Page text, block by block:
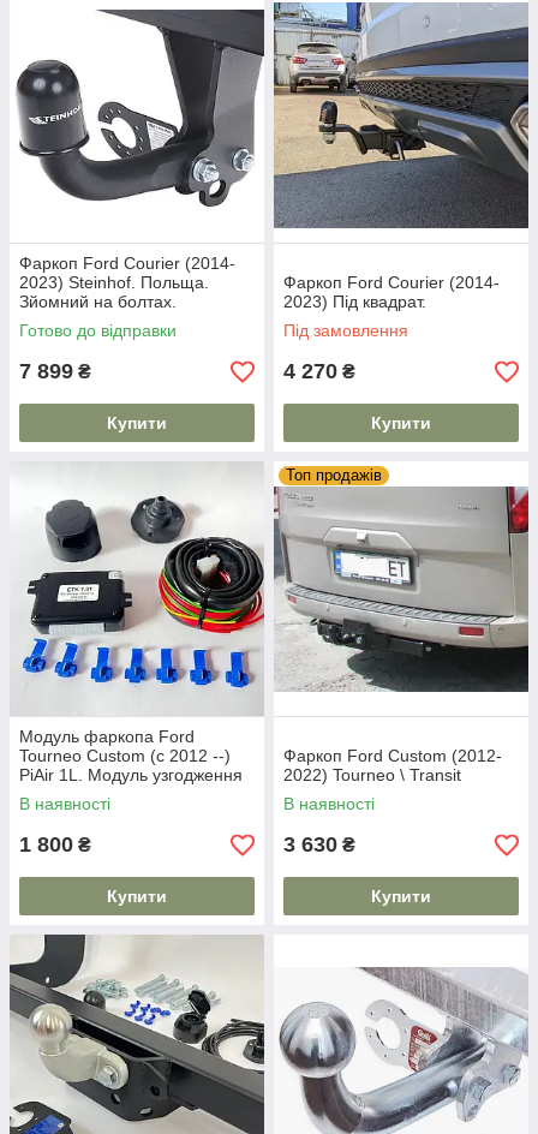
Фаркоп Ford Courier (2014-
2023) Steinhof. Польща.
Зйомний на болтах.
Готово до відправки
7 899 ₴
Купити
Фаркоп Ford Courier (2014-
2023) Під квадрат.
Під замовлення
4 270 ₴
Купити
Модуль фаркопа Ford
Tourneo Custom (c 2012 --)
PiAir 1L. Модуль узгодження
В наявності
1 800 ₴
Купити
Топ продажів
Фаркоп Ford Custom (2012-
2022) Tourneo \ Transit
В наявності
3 630 ₴
Купити